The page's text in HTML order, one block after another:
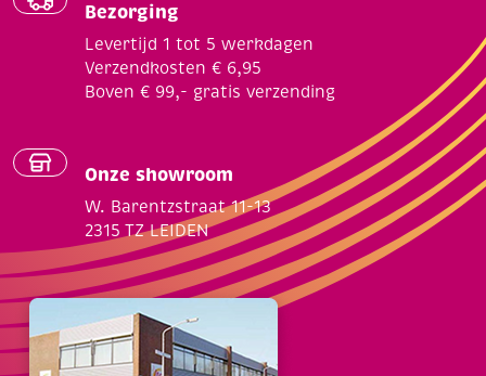
Bezorging
Levertijd 1 tot 5 werkdagen
Verzendkosten € 6,95
Boven € 99,- gratis verzending
Onze showroom
W. Barentzstraat 11-13
2315 TZ LEIDEN